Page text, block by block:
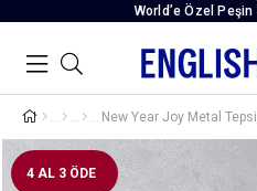
World’e Özel Peşin
New Year Joy Metal
4 AL 3 ÖDE